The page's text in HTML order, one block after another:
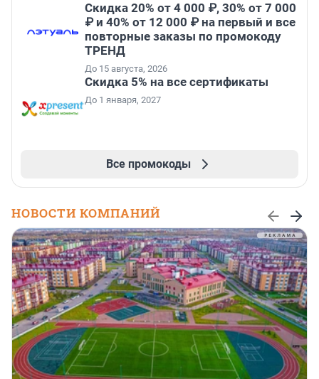
Скидка 20% от 4 000 ₽, 30% от 7 000
₽ и 40% от 12 000 ₽ на первый и все
повторные заказы по промокоду
ТРЕНД
До 15 августа, 2026
Скидка 5% на все сертификаты
До 1 января, 2027
Все промокоды
НОВОСТИ КОМПАНИЙ